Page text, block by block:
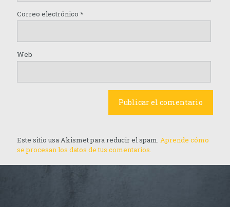
Correo electrónico *
Web
Este sitio usa Akismet para reducir el spam. Aprende cómo
se procesan los datos de tus comentarios.